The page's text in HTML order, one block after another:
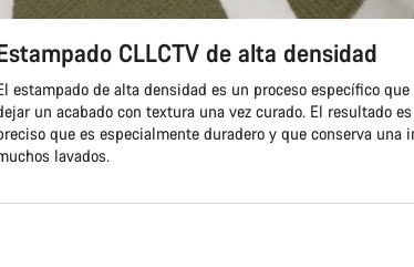
CLLCTV de alta densidad
estampado de alta densidad es un proceso específico
un acabado con textura una vez curado. El resultado
que es especialmente duradero y que conserva una
lavados.